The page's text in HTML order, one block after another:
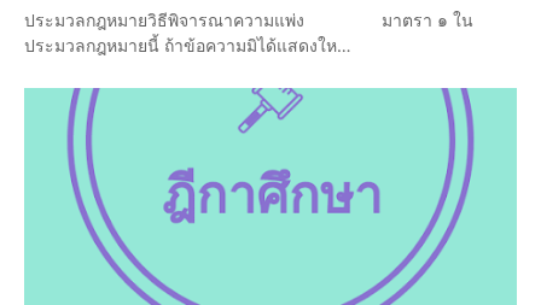
ประมวลกฎหมายวิธีพิจารณาความแพ่ง มาตรา ๑ ใน
ประมวลกฎหมายนี้ ถ้าข้อความมิได้แสดงให…